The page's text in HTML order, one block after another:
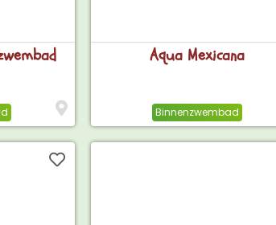
Aqua Mexicana
Binnenzwembad